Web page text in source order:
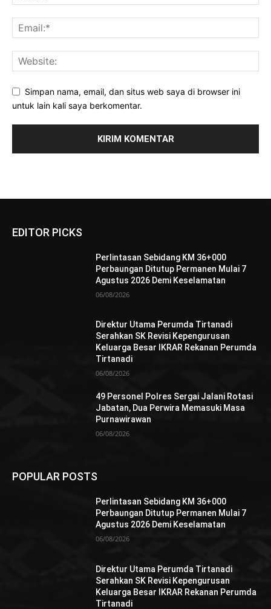
Simpan nama, email, dan situs web saya di browser ini
untuk lain kali saya berkomentar.
EDITOR PICKS
Perlintasan Sebidang KM 36+000
Perbaungan Ditutup Permanen Mulai 7
Agustus 2026 Demi Keselamatan
06/08/2026
Direktur Utama Perumda Tirtanadi
Serahkan SK Revisi Kepengurusan
Keluarga Besar IKRAR Rekanan Perumda
Tirtanadi
06/08/2026
49 Personel Polres Sergai Jalani Rotasi
Jabatan, Dua Perwira Memasuki Masa
Purnawirawan
06/08/2026
POPULAR POSTS
Perlintasan Sebidang KM 36+000
Perbaungan Ditutup Permanen Mulai 7
Agustus 2026 Demi Keselamatan
06/08/2026
Direktur Utama Perumda Tirtanadi
Serahkan SK Revisi Kepengurusan
Keluarga Besar IKRAR Rekanan Perumda
Tirtanadi